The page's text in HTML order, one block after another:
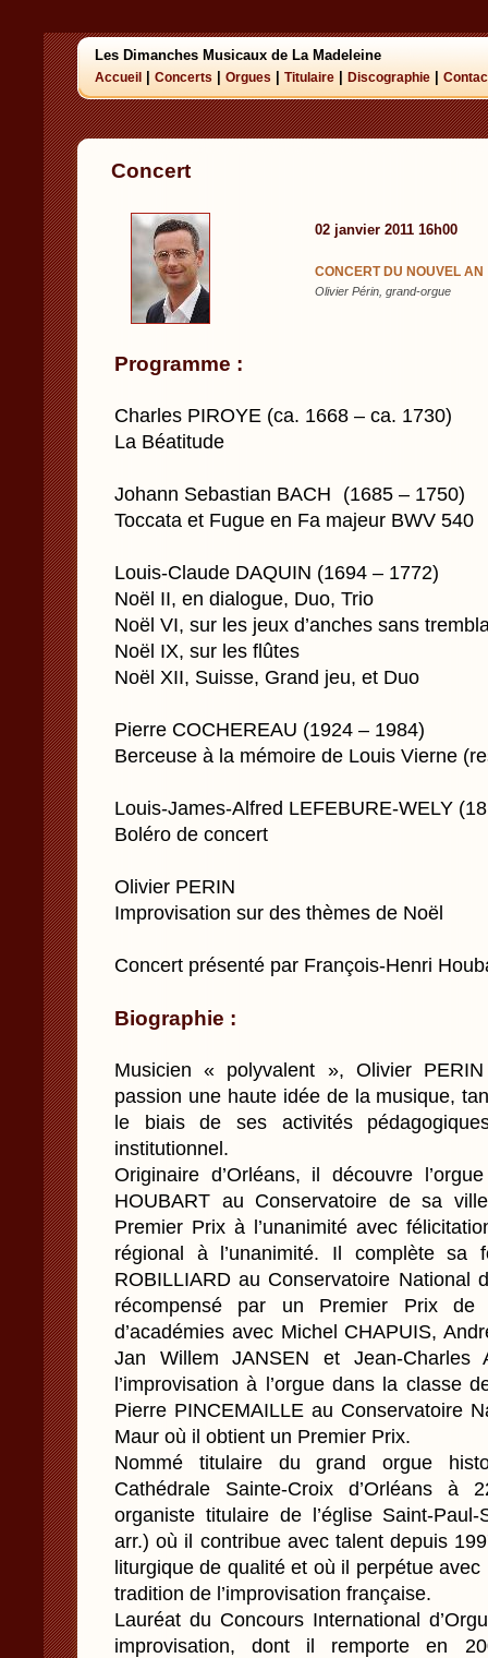
Les Dimanches Musicaux de La Madeleine
Accueil Concerts Orgues Titulaire Discographie
Concert
02 janvier 2011 16h00
CONCERT DU NOUVEL AN
Olivier Périn, grand-orgue
Programme :
Charles PIROYE (ca. 1668 – ca. 1730)
La Béatitude
Johann Sebastian BACH (1685 – 1750)
Toccata et Fugue en Fa majeur BWV 540
Louis-Claude DAQUIN (1694 – 1772)
Noël II, en dialogue, Duo, Trio
Noël VI, sur les jeux d’anches sans
Noël IX, sur les flûtes
Noël XII, Suisse, Grand jeu, et Duo
Pierre COCHEREAU (1924 – 1984)
Berceuse à la mémoire de Louis Vierne
Louis-James-Alfred LEFEBURE-WELY
Boléro de concert
Olivier PERIN
Improvisation sur des thèmes de Noël
Concert présenté par François-Henri
Biographie :
Musicien « polyvalent », Olivier
passion une haute idée de la musique,
le biais de ses activités
institutionnel.
Originaire d’Orléans, il découvre
HOUBART au Conservatoire de sa
Premier Prix à l’unanimité avec
régional à l’unanimité. Il complète sa
ROBILLIARD au Conservatoire National
récompensé par un Premier Prix de
d’académies avec Michel CHAPUIS,
Jan Willem JANSEN et Jean-Charles
l’improvisation à l’orgue dans la classe
Pierre PINCEMAILLE au Conservatoire
Maur où il obtient un Premier Prix.
Nommé titulaire du grand orgue
Cathédrale Sainte-Croix d’Orléans
organiste titulaire de l’église Saint-
arr.) où il contribue avec talent depuis
liturgique de qualité et où il perpétue
tradition de l’improvisation française.
Lauréat du Concours International
improvisation, dont il remporte en